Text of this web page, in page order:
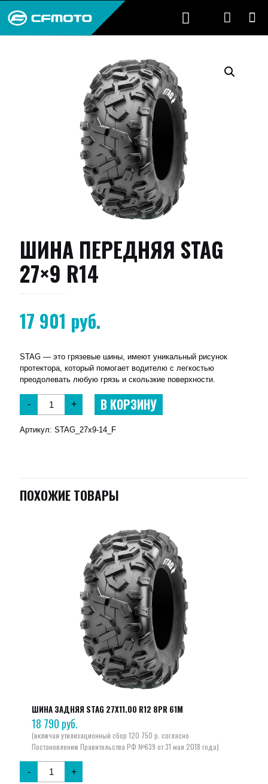
ШИНА ПЕРЕДНЯЯ STAG
27×9 R14
17 901 руб.
STAG — это грязевые шины, имеют уникальный рисунок
протектора, который помогает водителю с легкостью
преодолевать любую грязь и скользкие поверхности.
- + В КОРЗИНУ
Артикул: STAG_27x9-14_F
ПОХОЖИЕ ТОВАРЫ
ШИНА ЗАДНЯЯ STAG 27X11.00 R12 8PR 61M
18 790 руб.
- +